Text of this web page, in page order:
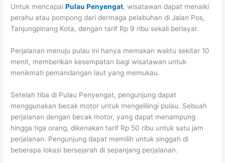
Untuk mencapaiPulau Penyengat, wisatawan dapat menaiki
perahu atau pompong dari dermaga pelabuhan di Jalan Pos,
Tanjungpinang Kota, dengan tarif Rp 9 ribu sekali berlayar.
Perjalanan menuju pulau ini hanya memakan waktu sekitar 10
menit, memberikan kesempatan bagi wisatawan untuk
menikmati pemandangan laut yang memukau.
Setelah tiba di Pulau Penyengat, pengunjung dapat
menggunakan becak motor untuk mengelilingi pulau. Sebuah
perjalanan dengan becak motor, yang dapat menampung
hingga tiga orang, dikenakan tarif Rp 50 ribu untuk satu jam
perjalanan. Pengunjung dapat memilih untuk singgah di
beberapa lokasi bersejarah di sepanjang perjalanan.